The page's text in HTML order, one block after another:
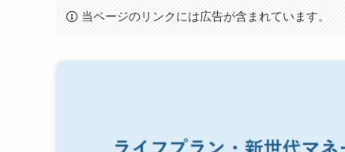
当ページのリンクには広告が含まれています。